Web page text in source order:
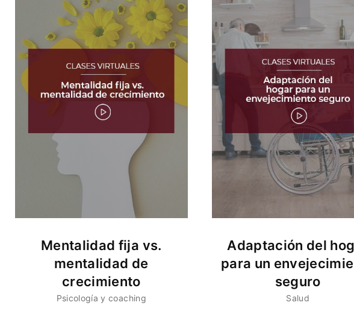
Mentalidad fija vs.
mentalidad de
crecimiento
Psicología y coaching
Adaptación del
para un
seguro
Salud